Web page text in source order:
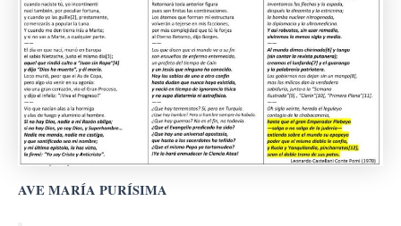
AVE MARÍA PURÍSIMA